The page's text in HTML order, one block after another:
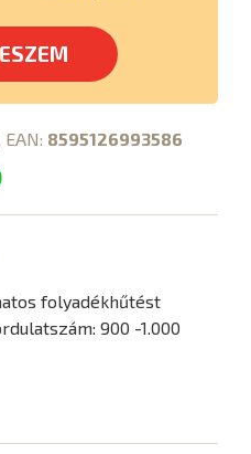
, EAN: 8595126993586
folyadékhűtést
900 -1.000